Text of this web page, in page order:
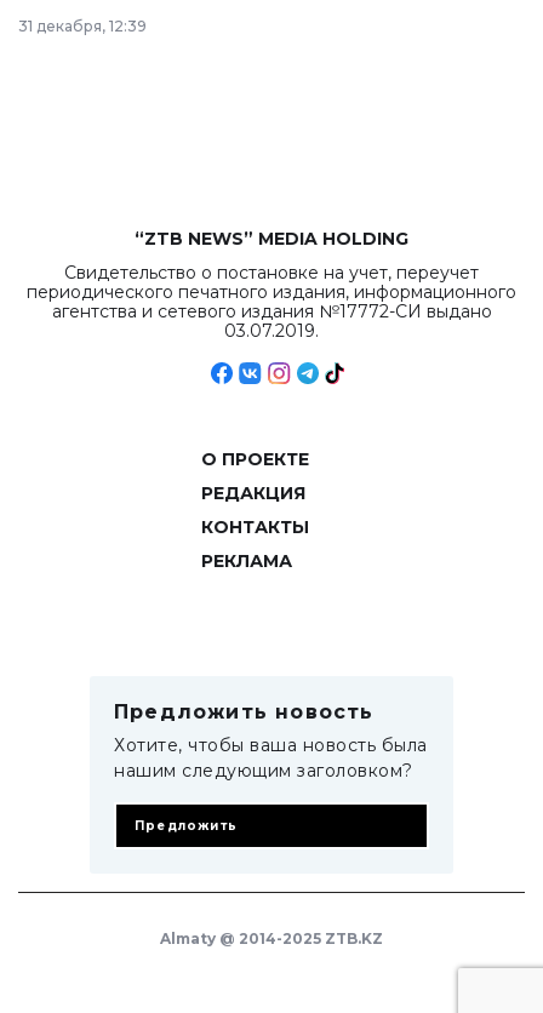
в Астане из
республиканского
31 декабря, 12:39
“ZTB NEWS” MEDIA HOLDING
Свидетельство о постановке на учет, переучет
периодического печатного издания, информационного
агентства и сетевого издания №17772-СИ выдано
03.07.2019.
О ПРОЕКТЕ
РЕДАКЦИЯ
КОНТАКТЫ
РЕКЛАМА
Предложить новость
Хотите, чтобы ваша новость была
нашим следующим заголовком?
Предложить
Almaty @ 2014-2025 ZTB.KZ